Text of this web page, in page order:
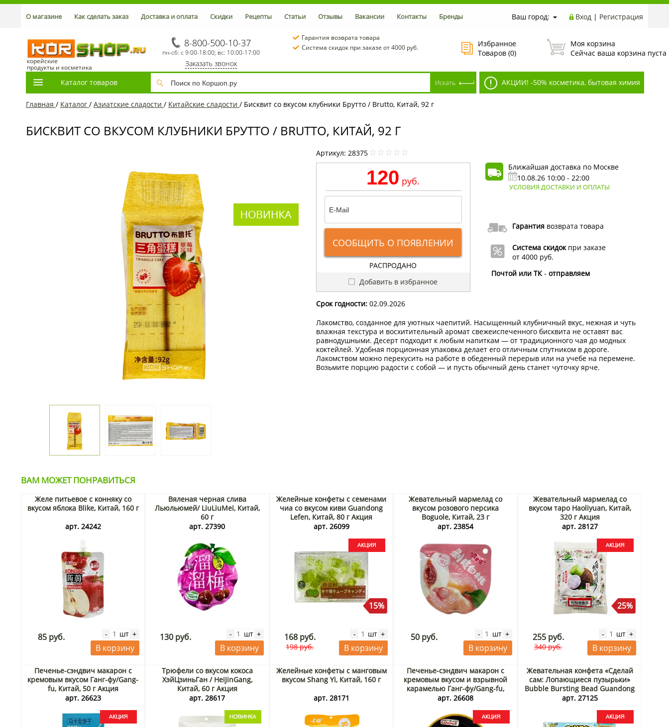
Ваш город: Вход | Регистрация
О магазине Как сделать заказ Доставка и оплата Скидки Рецепты Статьи Отзывы Вакансии Контакты Бренды
корейские
продукты и косметика
8-800-500-10-37
пн-сб: с 9:00-18:00; вс: 10:00-17:00
Заказать звонок
Гарантия возврата товара
Система скидок при заказе от 4000 руб.
Избранное
Товаров (0)
Моя корзина
Сейчас ваша корзина пуста
Каталог товаров АКЦИИ! -50% косметика, бытовая химия
Главная / Каталог / Азиатcкие сладости / Китайские сладости / Бисквит со вкусом клубники Брутто / Brutto, Китай, 92 г
БИСКВИТ СО ВКУСОМ КЛУБНИКИ БРУТТО / BRUTTO, КИТАЙ, 92 Г
Артикул: 28375
120 руб.
СООБЩИТЬ О ПОЯВЛЕНИИ
РАСПРОДАНО
Добавить в избранное
Ближайшая доставка по Москве
10.08.26 10:00 - 22:00
УСЛОВИЯ ДОСТАВКИ И ОПЛАТЫ
Гарантиявозврата товара
Система скидокпри заказе
от 4000 руб.
Почтой или ТК- отправляем
Срок годности:02.09.2026
Лакомство, созданное для уютных чаепитий. Насыщенный клубничный вкус, нежная и чуть
влажная текстура и восхитительный аромат свежеиспеченного бисквита не оставят вас
равнодушными. Десерт подходит к любым напиткам — от традиционного чая до модных
коктейлей. Удобная порционная упаковка делает его отличным спутником в дороге.
Лакомством можно перекусить на работе в обеденный перерыв или на учебе на перемене.
Возьмите порцию радости с собой — и пусть обычный день станет чуточку ярче.
ВАМ МОЖЕТ ПОНРАВИТЬСЯ
Желе питьевое с конняку со
вкусом яблока Blike, Китай, 160 г
арт. 24242
85 руб. - шт +
В корзину
Вяленая черная слива
Льюльюмей/ LiuLiuMei, Китай,
60 г
арт. 27390
130 руб. - шт +
В корзину
Желейные конфеты с семенами
чиа со вкусом киви Guandong
Lefen, Китай, 80 г Акция
арт. 26099
15%
168 руб.
198 руб.
- шт +
В корзину
Жевательный мармелад со
вкусом розового персика
Boguole, Китай, 23 г
арт. 23854
50 руб. - шт +
В корзину
Жевательный мармелад со
вкусом таро Haoliyuan, Китай,
320 г Акция
арт. 28127
25%
255 руб.
340 руб.
- шт +
В корзину
Печенье-сэндвич макарон с
кремовым вкусом Ганг-фу/Gang-
fu, Китай, 50 г Акция
арт. 26623
Трюфели со вкусом кокоса
ХэйЦзиньГан / HeiJinGang,
Китай, 60 г Акция
арт. 28617
Желейные конфеты с манговым
вкусом Shang Yi, Китай, 160 г
арт. 28171
Печенье-сэндвич макарон с
кремовым вкусом и взрывной
карамелью Ганг-фу/Gang-fu,
Китай, 80 г ведро Акция
арт. 26608
Жевательная конфета «Сделай
сам: Лопающиеся пузырьки»
Bubble Bursting Bead Guandong
Lefen, Китай, 14 г Акция
арт. 27125